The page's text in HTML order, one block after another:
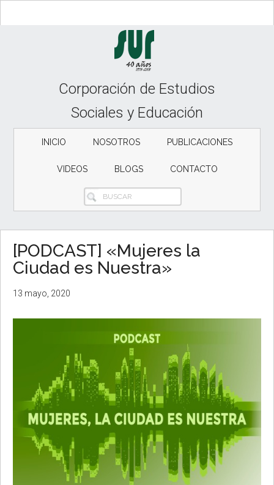
to
to
to
Corporación de Estudios
Sociales y Educación
INICIO NOSOTROS PUBLICACIONES
VIDEOS BLOGS CONTACTO
BUSCAR
[PODCAST] «Mujeres la
Ciudad es Nuestra»
13 mayo, 2020